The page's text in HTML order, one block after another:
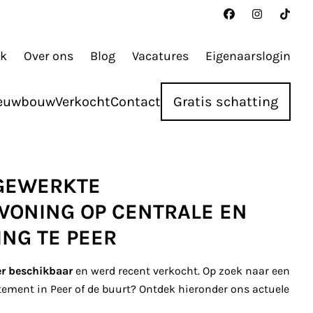
Over ons Blog Vacatures Eigenaarslogin
VerkochtContact Gratis schatting
OP CENTRALE EN
TE PEER
beschikbaaren werd recent verkocht. Op zoek naar een
in Peer of de buurt? Ontdek hieronder ons actuele